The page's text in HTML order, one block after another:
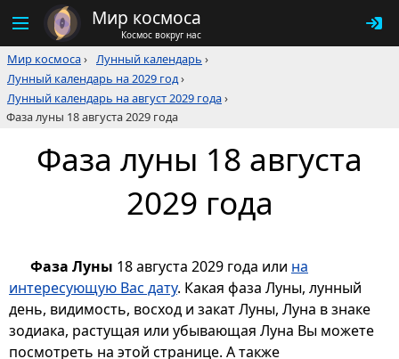
Мир космоса
Космос вокруг нас
Мир космоса› Лунный календарь ›
Лунный календарь на 2029 год›
Лунный календарь на август 2029 года›
Фаза луны 18 августа 2029 года
Фаза луны 18 августа
2029 года
Фаза Луны 18 августа 2029 года или на
интересующую Вас дату. Какая фаза Луны, лунный
день, видимость, восход и закат Луны, Луна в знаке
зодиака, растущая или убывающая Луна Вы можете
посмотреть на этой странице. А также